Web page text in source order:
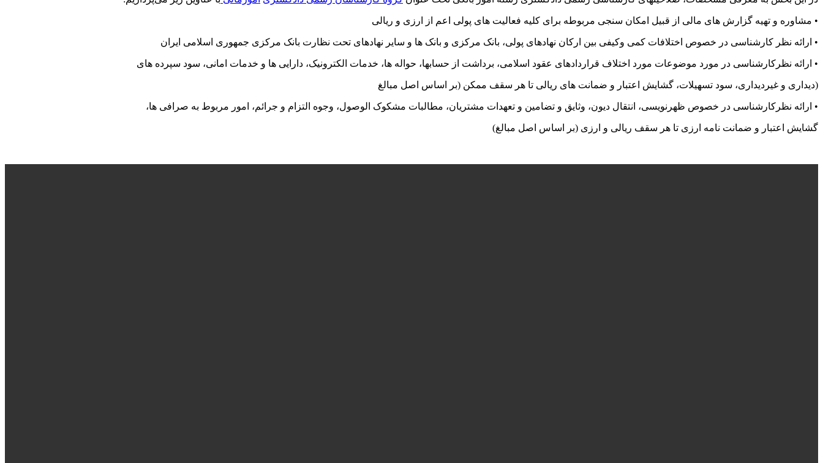
• مشاوره و تهیه گزارش های مالی از قبیل امکان سنجی مربوطه برای کلیه فعالیت های پولی اعم از ارزی و ریالی
• ارائه نظر کارشناسی در خصوص اختلافات کمی وکیفی بین ارکان نهادهای پولی، بانک مرکزی و بانک ها و سایر نهادهای تحت نظارت بانک مرکزی جمهوری اسلامی ایران
• ارائه نظرکارشناسی در مورد موضوعات مورد اختلاف قراردادهای عقود اسلامی، برداشت از حسابها، حواله ها، خدمات الکترونیک، دارایی ها و خدمات امانی، سود سپرده های
(دیداری و غیردیداری، سود تسهیلات، گشایش اعتبار و ضمانت های ریالی تا هر سقف ممکن (بر اساس اصل مبالغ
• ارائه نظرکارشناسی در خصوص ظهرنویسی، انتقال دیون، وثایق و تضامین و تعهدات مشتریان، مطالبات مشکوک الوصول، وجوه التزام و جرائم، امور مربوط به صرافی ها،
گشایش اعتبار و ضمانت نامه ارزی تا هر سقف ریالی و ارزی (بر اساس اصل مبالغ)